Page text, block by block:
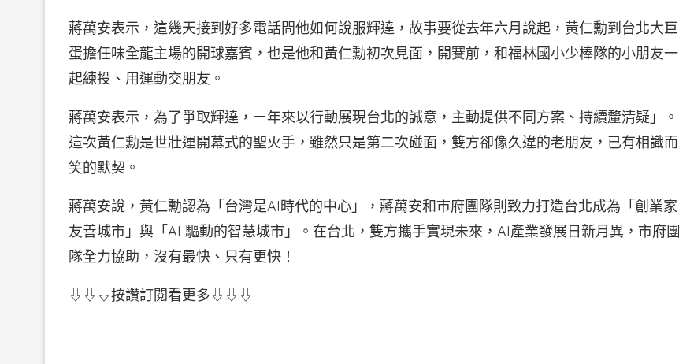
蔣萬安表示，這幾天接到好多電話問他如何說服輝達，故事要從去年六月說起，黃仁勳到台北大巨
蛋擔任味全龍主場的開球嘉賓，也是他和黃仁勳初次見面，開賽前，和福林國小少棒隊的小朋友一
起練投、用運動交朋友。
蔣萬安表示，為了爭取輝達，ㄧ年來以行動展現台北的誠意，主動提供不同方案、持續釐清疑」。
這次黃仁勳是世壯運開幕式的聖火手，雖然只是第二次碰面，雙方卻像久違的老朋友，已有相識而
笑的默契。
蔣萬安說，黃仁勳認為「台灣是AI時代的中心」，蔣萬安和市府團隊則致力打造台北成為「創業家
友善城市」與「AI 驅動的智慧城市」。在台北，雙方攜手實現未來，AI產業發展日新月異，市府團
隊全力協助，沒有最快、只有更快！
⇩⇩⇩按讚訂閱看更多⇩⇩⇩